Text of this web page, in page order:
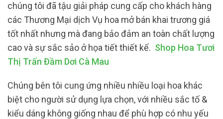
chúng tôi đã tậu giải pháp cung cấp cho khách hàng
các Thương Mại dịch Vụ hoa mở bán khai trương giá
tốt nhất nhưng mà đang bảo đảm an toàn chất lượng
cao và sự sắc sảo ở họa tiết thiết kế. Shop Hoa Tươi
Thị Trấn Đầm Dơi Cà Mau
Chúng bên tôi cung ứng nhiều nhiều loại hoa khác
biệt cho người sử dụng lựa chọn, với nhiều sắc tố &
kiểu dáng không giống nhau để phù hợp có nhu yếu